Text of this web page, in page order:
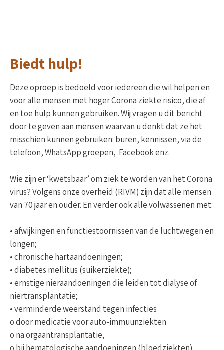
Biedt hulp!
Deze oproep is bedoeld voor iedereen die wil helpen en
voor alle mensen met hoger Corona ziekte risico, die af
en toe hulp kunnen gebruiken. Wij vragen u dit bericht
door te geven aan mensen waarvan u denkt dat ze het
misschien kunnen gebruiken: buren, kennissen, via de
telefoon, WhatsApp groepen, Facebook enz.
Wie zijn er ‘kwetsbaar’ om ziek te worden van het Corona
virus? Volgens onze overheid (RIVM) zijn dat alle mensen
van 70 jaar en ouder. En verder ook alle volwassenen met:
• afwijkingen en functiestoornissen van de luchtwegen en
longen;
• chronische hartaandoeningen;
• diabetes mellitus (suikerziekte);
• ernstige nieraandoeningen die leiden tot dialyse of
niertransplantatie;
• verminderde weerstand tegen infecties
o door medicatie voor auto-immuunziekten
o na orgaantransplantatie,